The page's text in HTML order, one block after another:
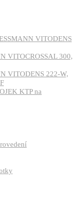
VITODENS
VITOCROSSAL 300,
VITODENS 222-W,
KTP na